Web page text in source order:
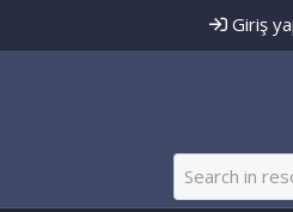
Giriş